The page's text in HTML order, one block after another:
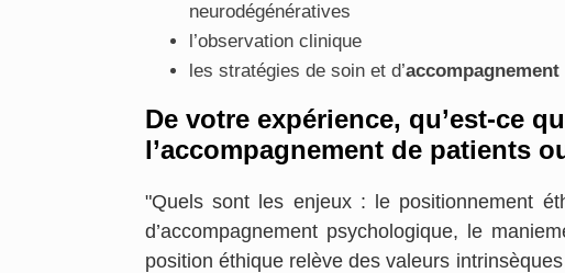
neurodégénératives
l’observation clinique
les stratégies de soin et d’
De votre expérience, qu’est-ce
l’accompagnement de patients
"Quels sont les enjeux : le positionnement
d’accompagnement psychologique, le
position éthique relève des valeurs
En